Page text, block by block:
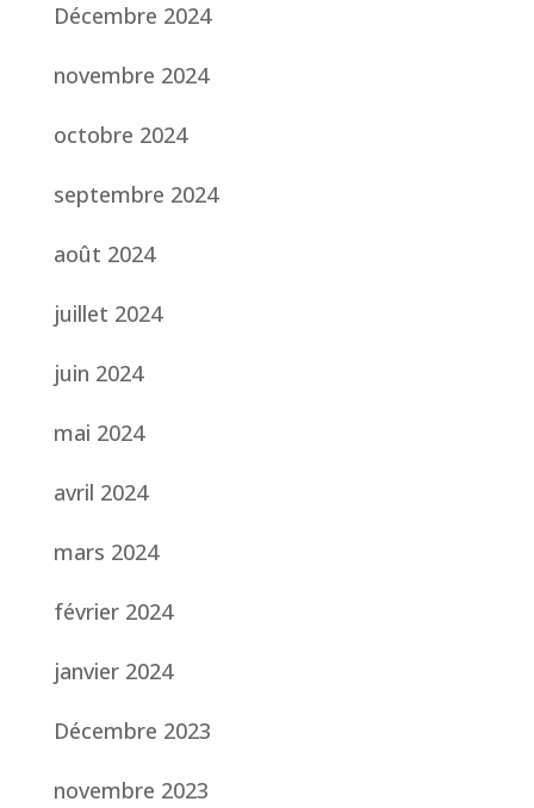
Décembre 2024
novembre 2024
octobre 2024
septembre 2024
août 2024
juillet 2024
juin 2024
mai 2024
avril 2024
mars 2024
février 2024
janvier 2024
Décembre 2023
novembre 2023